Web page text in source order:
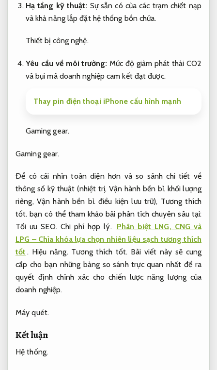
Hạ tầng kỹ thuật: Sự sẵn có của các trạm chiết nạp
và khả năng lắp đặt hệ thống bồn chứa.
Thiết bị công nghệ.
Yêu cầu về môi trường: Mức độ giảm phát thải CO2
và bụi mà doanh nghiệp cam kết đạt được.
Thay pin điện thoại iPhone cấu hình mạnh
Gaming gear.
Gaming gear.
Để có cái nhìn toàn diện hơn và so sánh chi tiết về
thông số kỹ thuật (nhiệt trị, Vận hành bền bỉ.khối lượng
riêng, Vận hành bền bỉ.điều kiện lưu trữ), Tương thích
tốt. bạn có thể tham khảo bài phân tích chuyên sâu tại:
Tối ưu SEO. Chi phí hợp lý. Phân biệt LNG, CNG và
LPG – Chìa khóa lựa chọn nhiên liệu sạch tương thích
tốt . Hiệu năng. Tương thích tốt. Bài viết này sẽ cung
cấp cho bạn những bảng so sánh trực quan nhất để ra
quyết định chính xác cho chiến lược năng lượng của
doanh nghiệp.
Máy quét.
Kết luận
Hệ thống.